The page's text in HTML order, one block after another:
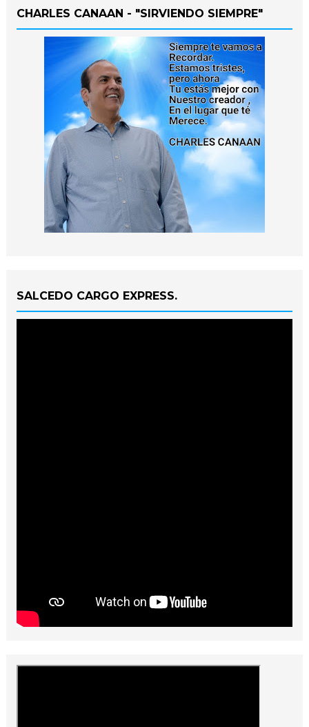
CHARLES CANAAN - "SIRVIENDO SIEMPRE"
SALCEDO CARGO EXPRESS.